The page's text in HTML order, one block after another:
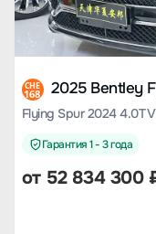
CHE
168 2025 Bentley
Flying Spur 2024 4.0T
Гарантия 1 - 3 года
от 52 834 300